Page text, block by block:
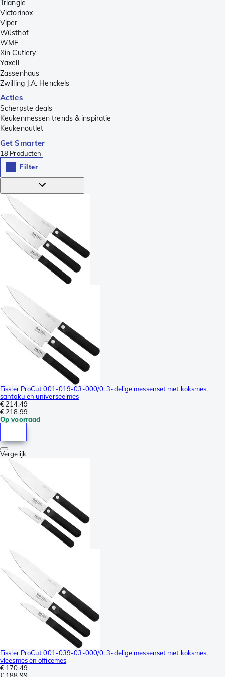
Triangle
Victorinox
Viper
Wüsthof
WMF
Xin Cutlery
Yaxell
Zassenhaus
Zwilling J.A. Henckels
Acties
Scherpste deals
Keukenmessen trends & inspiratie
Keukenoutlet
Get Smarter
18 Producten
Filter
Fissler ProCut 001-019-03-000/0, 3-delige messenset met koksmes,
santoku en universeelmes
€ 214,49
€ 218,99
Op voorraad
Vergelijk
Fissler ProCut 001-039-03-000/0, 3-delige messenset met koksmes,
vleesmes en officemes
€ 170,49
€ 188,99